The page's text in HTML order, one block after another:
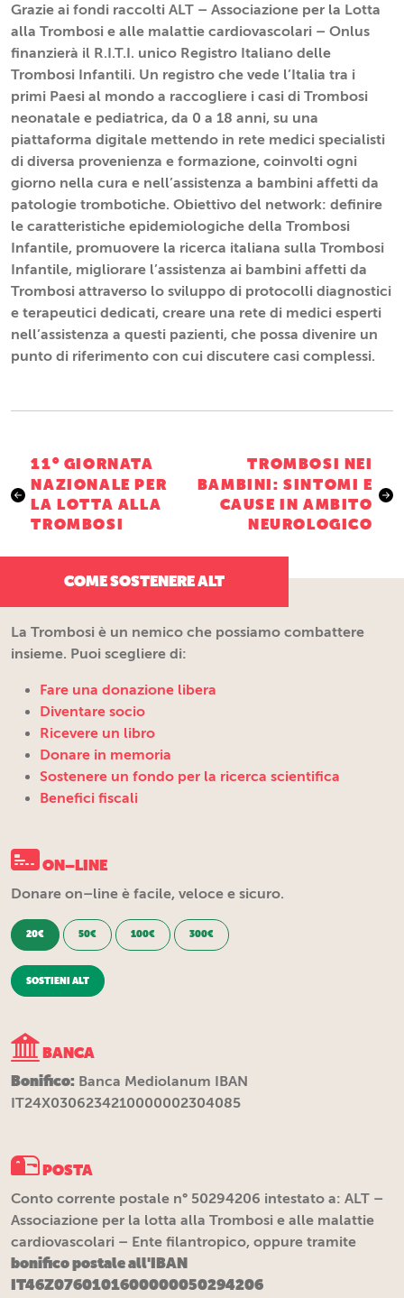
Grazie ai fondi raccolti ALT – Associazione per la Lotta
alla Trombosi e alle malattie cardiovascolari – Onlus
finanzierà il R.I.T.I. unico Registro Italiano delle
Trombosi Infantili. Un registro che vede l’Italia tra i
primi Paesi al mondo a raccogliere i casi di Trombosi
neonatale e pediatrica, da 0 a 18 anni, su una
piattaforma digitale mettendo in rete medici specialisti
di diversa provenienza e formazione, coinvolti ogni
giorno nella cura e nell’assistenza a bambini affetti da
patologie trombotiche. Obiettivo del network: definire
le caratteristiche epidemiologiche della Trombosi
Infantile, promuovere la ricerca italiana sulla Trombosi
Infantile, migliorare l’assistenza ai bambini affetti da
Trombosi attraverso lo sviluppo di protocolli diagnostici
e terapeutici dedicati, creare una rete di medici esperti
nell’assistenza a questi pazienti, che possa divenire un
punto di riferimento con cui discutere casi complessi.
Navigazione
articoli
11° GIORNATA
NAZIONALE PER
LA LOTTA ALLA
TROMBOSI
TROMBOSI NEI
BAMBINI: SINTOMI E
CAUSE IN AMBITO
NEUROLOGICO
COME SOSTENERE ALT
La Trombosi è un nemico che possiamo combattere
insieme. Puoi scegliere di:
Fare una donazione libera
Diventare socio
Ricevere un libro
Donare in memoria
Sostenere un fondo per la ricerca scientifica
Benefici fiscali
ON–LINE
Donare on–line è facile, veloce e sicuro.
20€ 50€ 100€ 300€
SOSTIENI ALT
BANCA
Bonifico: Banca Mediolanum IBAN
IT24X0306234210000002304085
POSTA
Conto corrente postale n° 50294206 intestato a: ALT –
Associazione per la lotta alla Trombosi e alle malattie
cardiovascolari – Ente filantropico, oppure tramite
bonifico postale all'IBAN
IT46Z0760101600000050294206